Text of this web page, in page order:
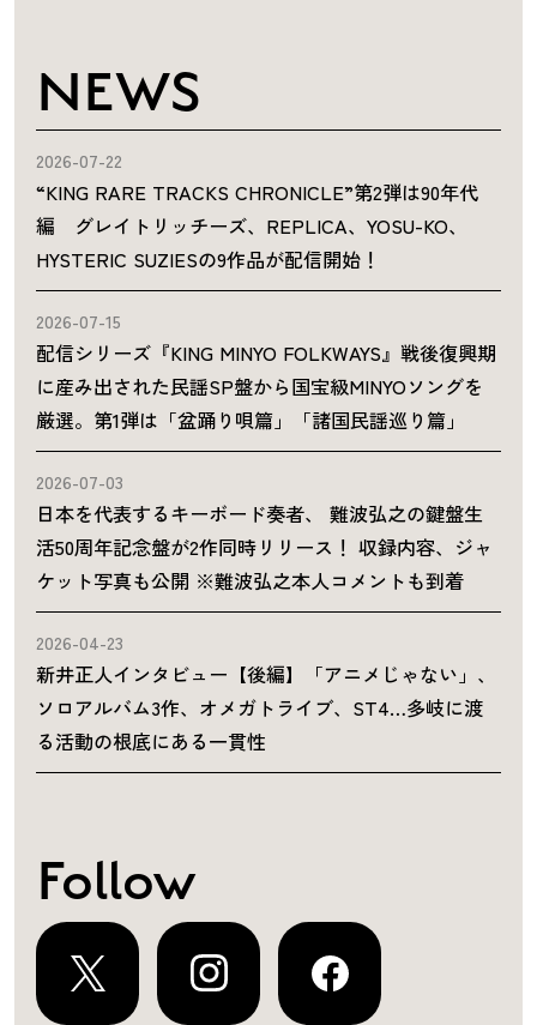
NEWS
2026-07-22
“KING RARE TRACKS CHRONICLE”第2弾は90年代
編 グレイトリッチーズ、REPLICA、YOSU-KO、
HYSTERIC SUZIESの9作品が配信開始！
2026-07-15
配信シリーズ『KING MINYO FOLKWAYS』戦後復興期
に産み出された民謡SP盤から国宝級MINYOソングを
厳選。第1弾は「盆踊り唄篇」「諸国民謡巡り篇」
2026-07-03
日本を代表するキーボード奏者、 難波弘之の鍵盤生
活50周年記念盤が2作同時リリース！ 収録内容、ジャ
ケット写真も公開 ※難波弘之本人コメントも到着
2026-04-23
新井正人インタビュー【後編】「アニメじゃない」、
ソロアルバム3作、オメガトライブ、ST4…多岐に渡
る活動の根底にある一貫性
Follow